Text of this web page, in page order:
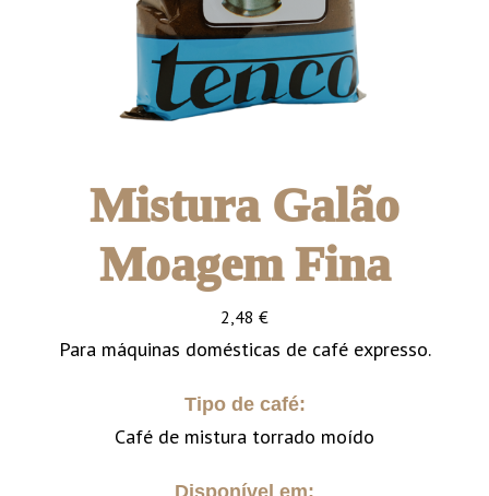
Mistura Galão
Moagem Fina
2,48 €
Para máquinas domésticas de café expresso.
Tipo de café:
Café de mistura torrado moído
Disponível em: